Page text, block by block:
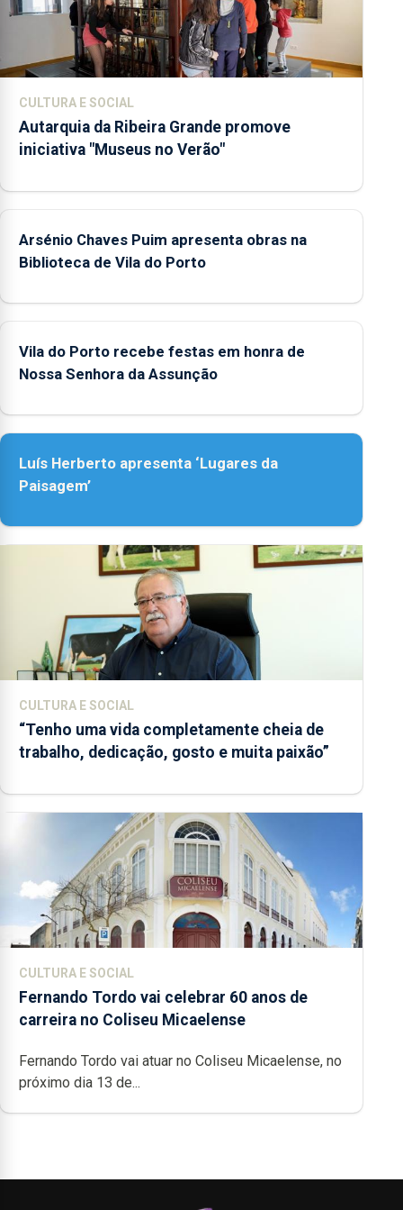
CULTURA E SOCIAL
Autarquia da Ribeira Grande promove
iniciativa "Museus no Verão"
Arsénio Chaves Puim apresenta obras na
Biblioteca de Vila do Porto
Vila do Porto recebe festas em honra de
Nossa Senhora da Assunção
Luís Herberto apresenta ‘Lugares da
Paisagem’
CULTURA E SOCIAL
“Tenho uma vida completamente cheia de
trabalho, dedicação, gosto e muita paixão”
CULTURA E SOCIAL
Fernando Tordo vai celebrar 60 anos de
carreira no Coliseu Micaelense
Fernando Tordo vai atuar no Coliseu Micaelense, no
próximo dia 13 de...